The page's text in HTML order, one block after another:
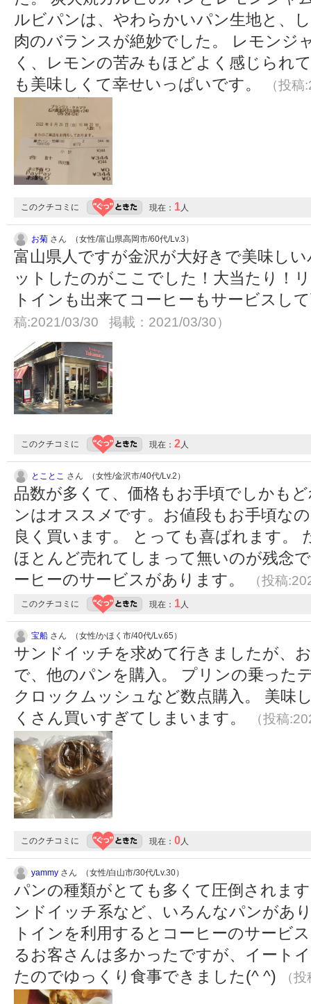
ルビパンは、やわらかいパン生地と、
肉のバランスが絶妙でした。 レモンジ
く、レモンの苦みもほどよく感じられ
も美味しくて幸せいっぱいです。
（投
このクチコミに 現在： 1人
お菊 さん （女性/富山県高岡市/60代/Lv.3）
富山県人ですが金沢が大好きで美味し
ットしたのがここでした！大当たり！
トインも出来てコーヒーもサービスし
稿:2021/03/30 掲載：2021/03/30）
このクチコミに 現在： 2人
とことこ さん （女性/金沢市/40代/Lv.2）
品数が多くて、価格もお手頃でしかも
ンはオススメです。お値段もお手頃な
良く買います。 とっても喜ばれます。
ほとんど売れてしまって無いのが残念
ーヒーのサービスがあります。
（投稿
このクチコミに 現在： 1人
宝船 さん （女性/かほく市/40代/Lv.65）
サンドイッチを求めて行きましたが、
で、他のパンを購入。 プリンの乗った
クロックムッシュなど数点購入。 美味
くさん買いすぎてしまいます。
（投稿
このクチコミに 現在： 0人
yammy さん （女性/白山市/30代/Lv.30）
パンの種類がとても多くて圧倒されま
ンドイッチ系など、いろんなパンがあ
トインを利用するとコーヒーのサービ
るお客さんは多かったですが、イート
たのでゆっくり食事できました(^ ^)
（